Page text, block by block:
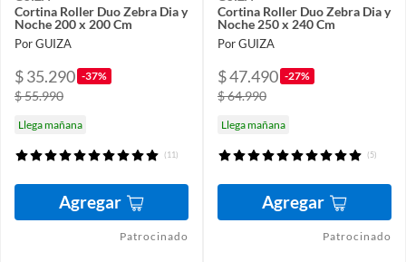
Cortina Roller Duo Zebra Dia y
Noche 200 x 200 Cm
Por GUIZA
$ 35.290 -37%
$ 55.990
Llega mañana
(11)
Agregar
Patrocinado
Cortina Roller Duo Zebra Dia y
Noche 250 x 240 Cm
Por GUIZA
$ 47.490 -27%
$ 64.990
Llega mañana
(5)
Agregar
Patrocinado